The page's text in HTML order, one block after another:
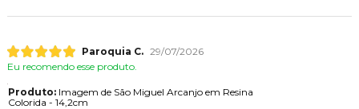
Paroquia C. 29/07/2026
Eu recomendo esse produto.
Produto:Imagem de São Miguel Arcanjo em Resina
Colorida - 14,2cm